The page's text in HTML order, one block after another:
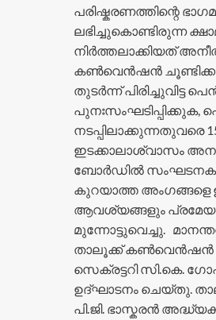
പരിഷ്കരണത്തിന്റെ
ലഭിച്ചുകൊണ്ടിരുന്ന
നിർത്തലാക്കിയത്
കൺവെൻഷൻ
തുടർന്ന്
പുനഃസംഘടിപ്പിക്കുക,
നടപ്പിലാക്കുന്നതുവരെ
ഇടക്കാലാശ്വാസം
ബോർഡിൽ
കുറയാത്ത അംഗങ്ങളെ
ആവശ്യങ്ങളും
മുന്നോട്ടുവെച്ചു.
താലൂക്ക് കൺവെൻഷൻ
സെക്രട്ടറി സി.കെ.
ഉദ്ഘാടനം ചെയ്തു.
പി.ജി. ഭാസ്കരൻ